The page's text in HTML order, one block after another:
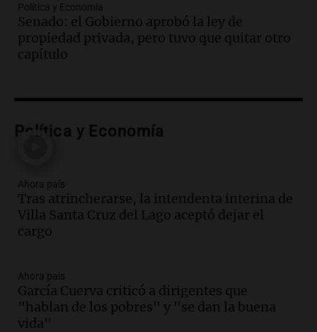
Noticias
Episodios
Audio. Córdoba: destituyeron a la
intendenta interina de Villa Santa Cruz
Audio.Clases de tango y milonga en la
Noticias
Episodios
Audio. Más de la mitad de la población
reza en la intimidad, según un informe
Episodios
Audio.Cientos de fieles celebran a San
Cayetano pidiendo trabajo y salud en
Política y Economía
Senado: el Gobierno aprobó la ley de
propiedad privada, pero tuvo que quitar otro
capítulo
Política y Economía
Ahora país
Tras atrincherarse, la intendenta interina de
Villa Santa Cruz del Lago aceptó dejar el
cargo
Ahora país
García Cuerva criticó a dirigentes que
"hablan de los pobres" y "se dan la buena
vida"